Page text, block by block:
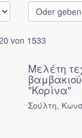
von 1533
Μελέτη
"Κορίνα"
Σούλτη,